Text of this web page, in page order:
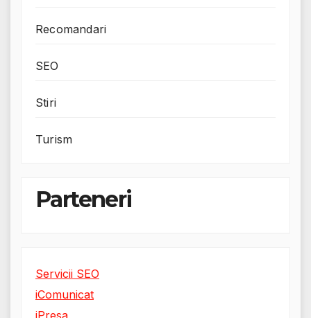
Recomandari
SEO
Stiri
Turism
Parteneri
Servicii SEO
iComunicat